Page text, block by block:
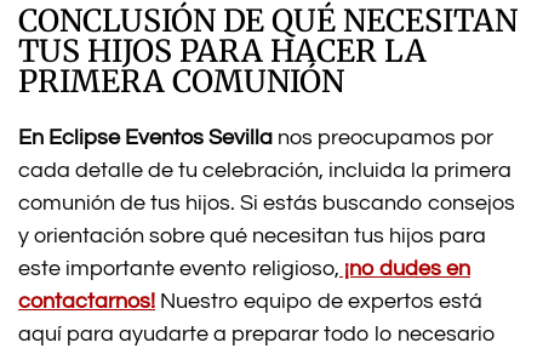
CONCLUSIÓN DE QUÉ NECESITAN
TUS HIJOS PARA HACER LA
PRIMERA COMUNIÓN
En Eclipse Eventos Sevilla nos preocupamos por
cada detalle de tu celebración, incluida la primera
comunión de tus hijos. Si estás buscando consejos
y orientación sobre qué necesitan tus hijos para
este importante evento religioso, ¡no dudes en
contactarnos! Nuestro equipo de expertos está
aquí para ayudarte a preparar todo lo necesario